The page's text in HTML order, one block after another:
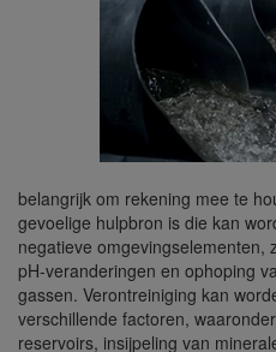
belangrijk om rekening mee te
gevoelige hulpbron is die kan
negatieve omgevingselementen,
pH-veranderingen en ophoping
gassen. Verontreiniging kan
verschillende factoren,
reservoirs, insijpeling van